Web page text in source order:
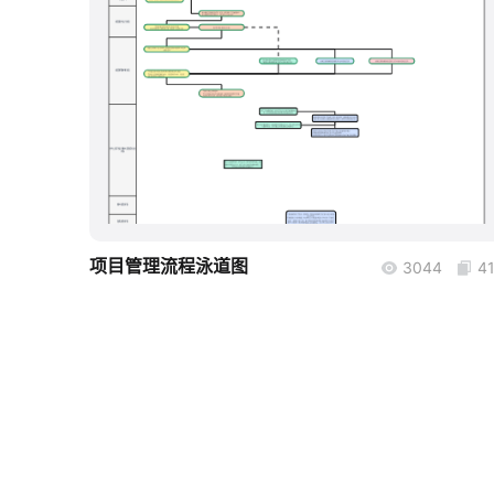
boardmix
项目管理流程泳道图 3044